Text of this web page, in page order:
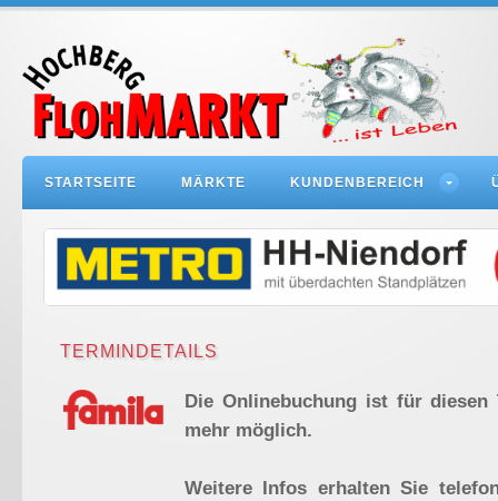
STARTSEITE MÄRKTE KUNDENBEREICH
TERMINDETAILS
Die Onlinebuchung ist für
mehr möglich.
Weitere Infos erhalten Sie